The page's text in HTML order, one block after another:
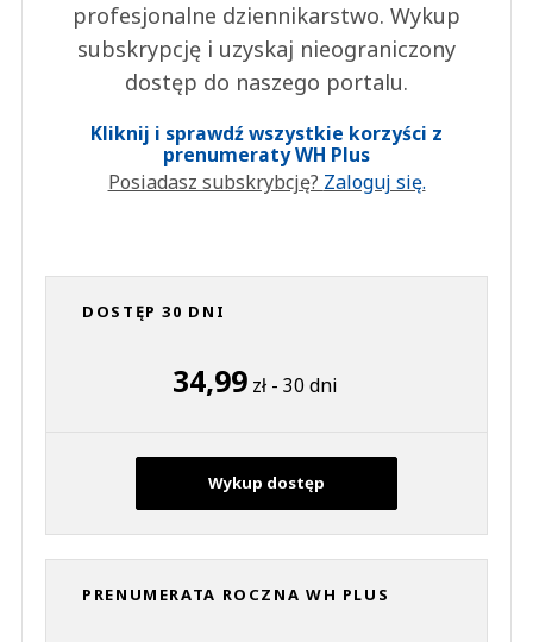
profesjonalne dziennikarstwo. Wykup
subskrypcję i uzyskaj nieograniczony
dostęp do naszego portalu.
Kliknij i sprawdź wszystkie korzyści z
prenumeraty WH Plus
Posiadasz subskrybcję? Zaloguj się.
DOSTĘP 30 DNI
34,99 zł - 30 dni
Wykup dostęp
PRENUMERATA ROCZNA WH PLUS